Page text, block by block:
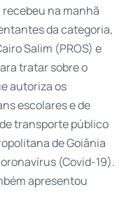
recebeu na manhã
da categoria,
Salim (PROS) e
tratar sobre o
autoriza os
escolares e de
transporte público
de Goiânia
(Covid-19).
apresentou